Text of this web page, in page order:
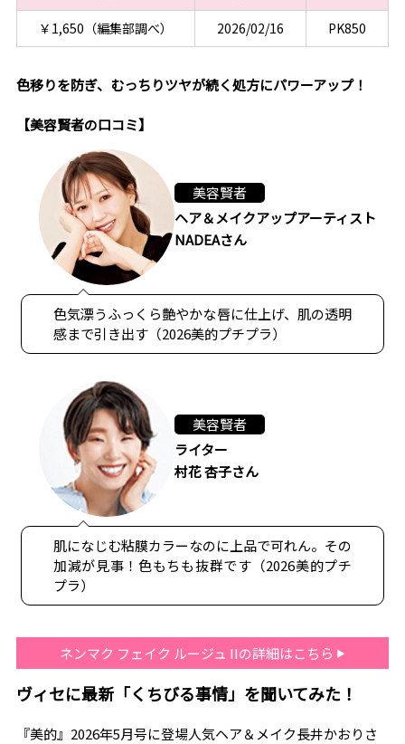
￥1,650（編集部調べ）
2026/02/16 PK850
色移りを防ぎ、むっちりツヤが続く処方にパワーアップ！
【美容賢者の口コミ】
美容賢者
ヘア＆メイクアップアーティスト
NADEAさん
色気漂うふっくら艶やかな唇に仕上げ、肌の透明
感まで引き出す（2026美的プチプラ）
美容賢者
ライター
村花 杏子さん
肌になじむ粘膜カラーなのに上品で可れん。その
加減が見事！色もちも抜群です（2026美的プチ
プラ）
ネンマク フェイク ルージュ IIの詳細はこちら
ヴィセに最新「くちびる事情」を聞いてみた！
『美的』2026年5月号に登場人気ヘア＆メイク長井かおりさ